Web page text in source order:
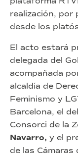
realización, por
desde los
El acto estará
delegada del
acompañada
alcaldía de
Feminismo y
Barcelona, el
Consorci de la
Navarro, y el
de las Cámaras